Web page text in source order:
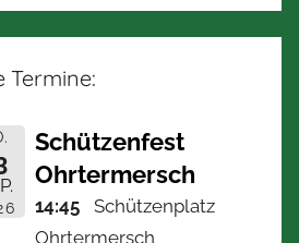
Termine:
Schützenfest
Ohrtermersch
14:45
Schützenplatz
Ohrtermersch